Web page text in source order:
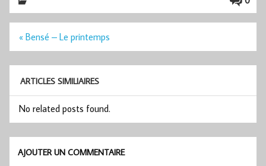
Navigation
« Bensé – Le printemps
ARTICLES SIMILIAIRES
No related posts found.
AJOUTER UN COMMENTAIRE